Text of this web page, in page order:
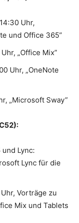
Uhr,
und Office 365”
„Office Mix”
Uhr, „OneNote
„Microsoft Sway”
Lync:
Lync für die
Vorträge zu
Mix und Tablets